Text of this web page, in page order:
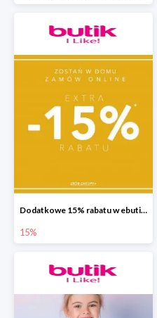
Dodatkowe 15% rabatu w ebutik.pl
15%